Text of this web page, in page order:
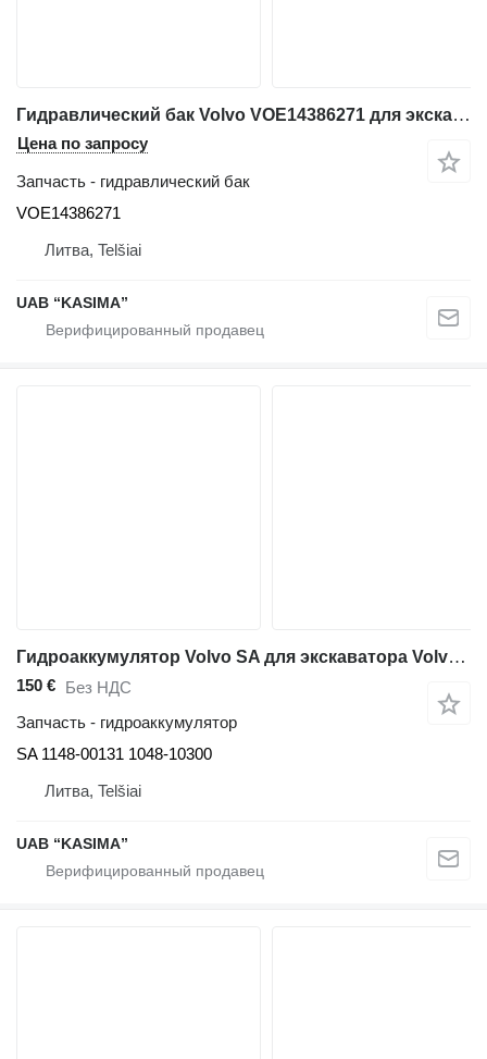
Гидравлический бак Volvo VOE14386271 для экскаватора Volvo EW230C
Цена по запросу
Запчасть - гидравлический бак
VOE14386271
Литва, Telšiai
UAB “KASIMA”
Гидроаккумулятор Volvo SA для экскаватора Volvo EC210BLC
150 € Без НДС
Запчасть - гидроаккумулятор
SA 1148-00131 1048-10300
Литва, Telšiai
UAB “KASIMA”